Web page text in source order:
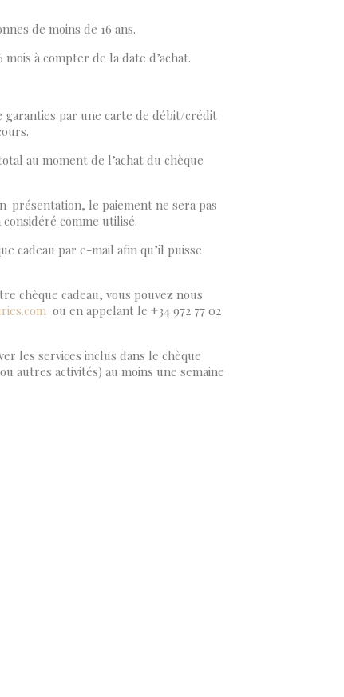
de moins de 16 ans.
à compter de la date d’achat.
garanties par une carte de débit/crédit
au moment de l’achat du chèque
présentation, le paiement ne sera pas
comme utilisé.
cadeau par e-mail afin qu’il puisse
chèque cadeau, vous pouvez nous
ou en appelant le +34 972 77 02
les services inclus dans le chèque
autres activités) au moins une semaine